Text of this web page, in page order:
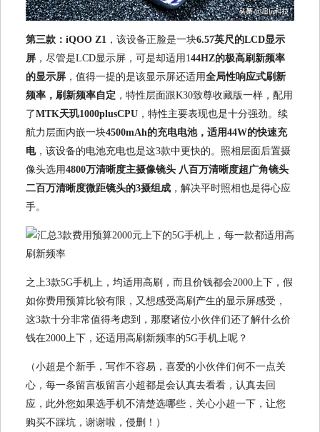
第三款：iQOO Z1 ，该设备正脸是一块6.57英尺的LCD显示
屏 ，尽管是LCD显示屏，可是却适用144HZ的极高刷新频率
的显示屏 ，值得一提的是该显示屏还适用全局性响应式刷新
频率，刷新频率自定 ，特性层面跟K30致尊收藏版一样，配用
了MTK天玑1000plusCPU ，特性主要表现也是十分强劲。续
航力层面内嵌一块4500mAh的充电电池，适用44W的快速充
电，该设备的电池充电也是这3款中更快的。照相层面后置摄
像头选用4800万清晰度主摄像镜头 八百万清晰度超广角镜头
二百万清晰度微距镜头的3摄组成 ，解决平时照相也是得心应
手。
之上3款5G手机上，均适用高刷，而且价钱都会2000上下，假
如你费用预算比较有限，又想感受高刷产生的显示屏感受，
这3款十分非常值得考虑到，那麼诸位小伙伴们还了解什么价
钱在2000上下，还适用高刷新频率的5G手机上呢？
（小超是个新手，写作不容易，喜爱的小伙伴们何不一点关
心，每一条留言板留言小超都是会认真去看看，认真去回
应，此外您如果选手机不清楚选哪些，关心小超一下，让您
购买不踩坑，谢谢啦，侵删！）